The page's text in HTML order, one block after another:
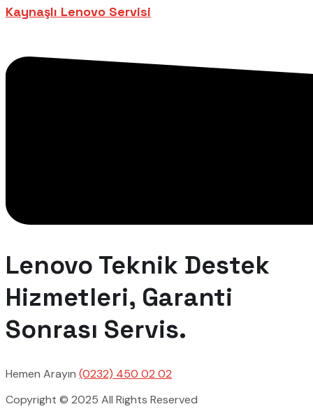
Kaynaşlı Lenovo Servisi
Lenovo Teknik Destek
Hizmetleri, Garanti
Sonrası Servis.
Hemen Arayın (0232) 450 02 02
Copyright © 2025 All Rights Reserved